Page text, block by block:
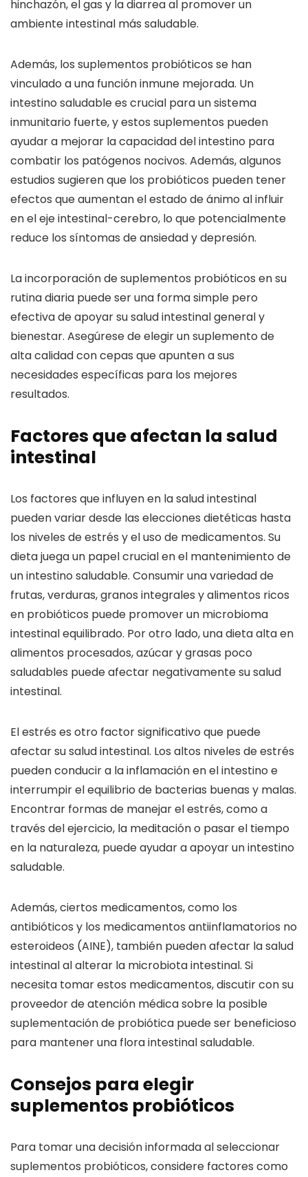
hinchazón, el gas y la diarrea al promover un
ambiente intestinal más saludable.
Además, los suplementos probióticos se han
vinculado a una función inmune mejorada. Un
intestino saludable es crucial para un sistema
inmunitario fuerte, y estos suplementos pueden
ayudar a mejorar la capacidad del intestino para
combatir los patógenos nocivos. Además, algunos
estudios sugieren que los probióticos pueden tener
efectos que aumentan el estado de ánimo al influir
en el eje intestinal-cerebro, lo que potencialmente
reduce los síntomas de ansiedad y depresión.
La incorporación de suplementos probióticos en su
rutina diaria puede ser una forma simple pero
efectiva de apoyar su salud intestinal general y
bienestar. Asegúrese de elegir un suplemento de
alta calidad con cepas que apunten a sus
necesidades específicas para los mejores
resultados.
Factores que afectan la salud
intestinal
Los factores que influyen en la salud intestinal
pueden variar desde las elecciones dietéticas hasta
los niveles de estrés y el uso de medicamentos. Su
dieta juega un papel crucial en el mantenimiento de
un intestino saludable. Consumir una variedad de
frutas, verduras, granos integrales y alimentos ricos
en probióticos puede promover un microbioma
intestinal equilibrado. Por otro lado, una dieta alta en
alimentos procesados, azúcar y grasas poco
saludables puede afectar negativamente su salud
intestinal.
El estrés es otro factor significativo que puede
afectar su salud intestinal. Los altos niveles de estrés
pueden conducir a la inflamación en el intestino e
interrumpir el equilibrio de bacterias buenas y malas.
Encontrar formas de manejar el estrés, como a
través del ejercicio, la meditación o pasar el tiempo
en la naturaleza, puede ayudar a apoyar un intestino
saludable.
Además, ciertos medicamentos, como los
antibióticos y los medicamentos antiinflamatorios no
esteroideos (AINE), también pueden afectar la salud
intestinal al alterar la microbiota intestinal. Si
necesita tomar estos medicamentos, discutir con su
proveedor de atención médica sobre la posible
suplementación de probiótica puede ser beneficioso
para mantener una flora intestinal saludable.
Consejos para elegir
suplementos probióticos
Para tomar una decisión informada al seleccionar
suplementos probióticos, considere factores como